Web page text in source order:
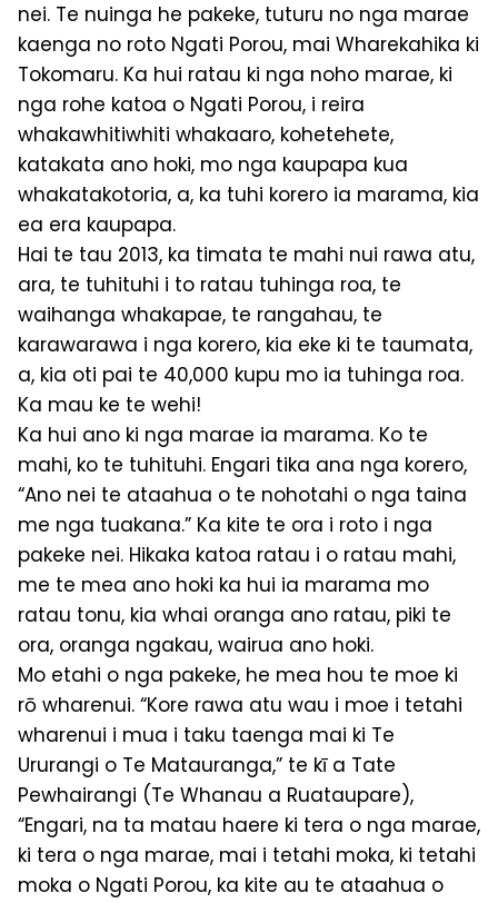
nei. Te nuinga he pakeke, tuturu no nga marae
kaenga no roto Ngati Porou, mai Wharekahika ki
Tokomaru. Ka hui ratau ki nga noho marae, ki
nga rohe katoa o Ngati Porou, i reira
whakawhitiwhiti whakaaro, kohetehete,
katakata ano hoki, mo nga kaupapa kua
whakatakotoria, a, ka tuhi korero ia marama, kia
ea era kaupapa.
Hai te tau 2013, ka timata te mahi nui rawa atu,
ara, te tuhituhi i to ratau tuhinga roa, te
waihanga whakapae, te rangahau, te
karawarawa i nga korero, kia eke ki te taumata,
a, kia oti pai te 40,000 kupu mo ia tuhinga roa.
Ka mau ke te wehi!
Ka hui ano ki nga marae ia marama. Ko te
mahi, ko te tuhituhi. Engari tika ana nga korero,
“Ano nei te ataahua o te nohotahi o nga taina
me nga tuakana.” Ka kite te ora i roto i nga
pakeke nei. Hikaka katoa ratau i o ratau mahi,
me te mea ano hoki ka hui ia marama mo
ratau tonu, kia whai oranga ano ratau, piki te
ora, oranga ngakau, wairua ano hoki.
Mo etahi o nga pakeke, he mea hou te moe ki
rō wharenui. “Kore rawa atu wau i moe i tetahi
wharenui i mua i taku taenga mai ki Te
Ururangi o Te Matauranga,” te kī a Tate
Pewhairangi (Te Whanau a Ruataupare),
“Engari, na ta matau haere ki tera o nga marae,
ki tera o nga marae, mai i tetahi moka, ki tetahi
moka o Ngati Porou, ka kite au te ataahua o